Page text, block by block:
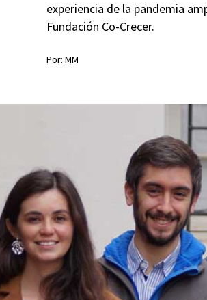
experiencia de la pandemia
Fundación Co-Crecer.
Por: MM